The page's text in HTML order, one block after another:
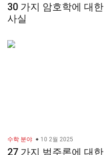
30 가지 암호학에 대한
사실
수학 분야 10 2월 2025
27 가지 범주론에 대한